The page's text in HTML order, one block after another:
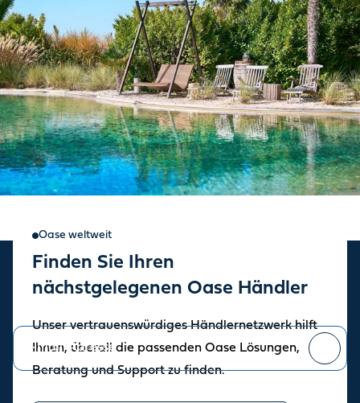
Oase weltweit
Finden Sie Ihren
nächstgelegenen Oase Händler
Unser vertrauenswürdiges Händlernetzwerk hilft
Ihnen, überall die passenden Oase Lösungen,
Beratung und Support zu finden.
Oase Newsletter
Sie können sich jederzeit abmelden